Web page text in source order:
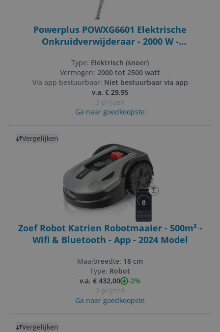
Powerplus POWXG6601 Elektrische
Onkruidverwijderaar - 2000 W -
Type: Elektrisch (snoer)
Vermogen: 2000 tot 2500 watt
Via app bestuurbaar: Niet bestuurbaar via app
v.a. € 29,95
3 prijzen
Ga naar goedkoopste
Vergelijken
Zoef Robot Katrien Robotmaaier - 500m² -
Wifi & Bluetooth - App - 2024 Model
Maaibreedte: 18 cm
Type: Robot
v.a. € 432,00
-2%
2 prijzen
Ga naar goedkoopste
Vergelijken